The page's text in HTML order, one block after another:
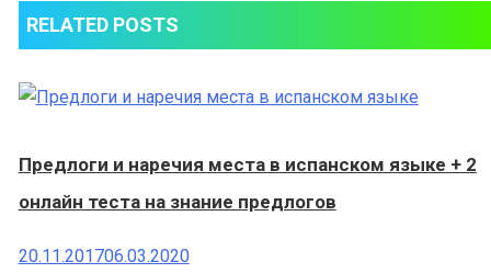
RELATED POSTS
Предлоги и наречия места в испанском языке + 2
онлайн теста на знание предлогов
20.11.201706.03.2020